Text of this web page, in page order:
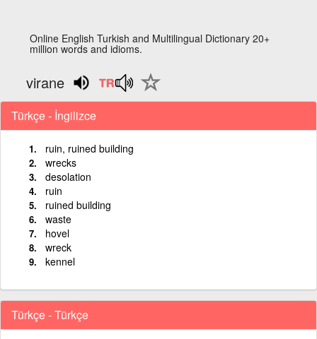
Online English Turkish and Multilingual Dictionary 20+
million words and idioms.
virane
Türkçe - İngilizce
ruin, ruined building
wrecks
desolation
ruin
ruined building
waste
hovel
wreck
kennel
Türkçe - Türkçe